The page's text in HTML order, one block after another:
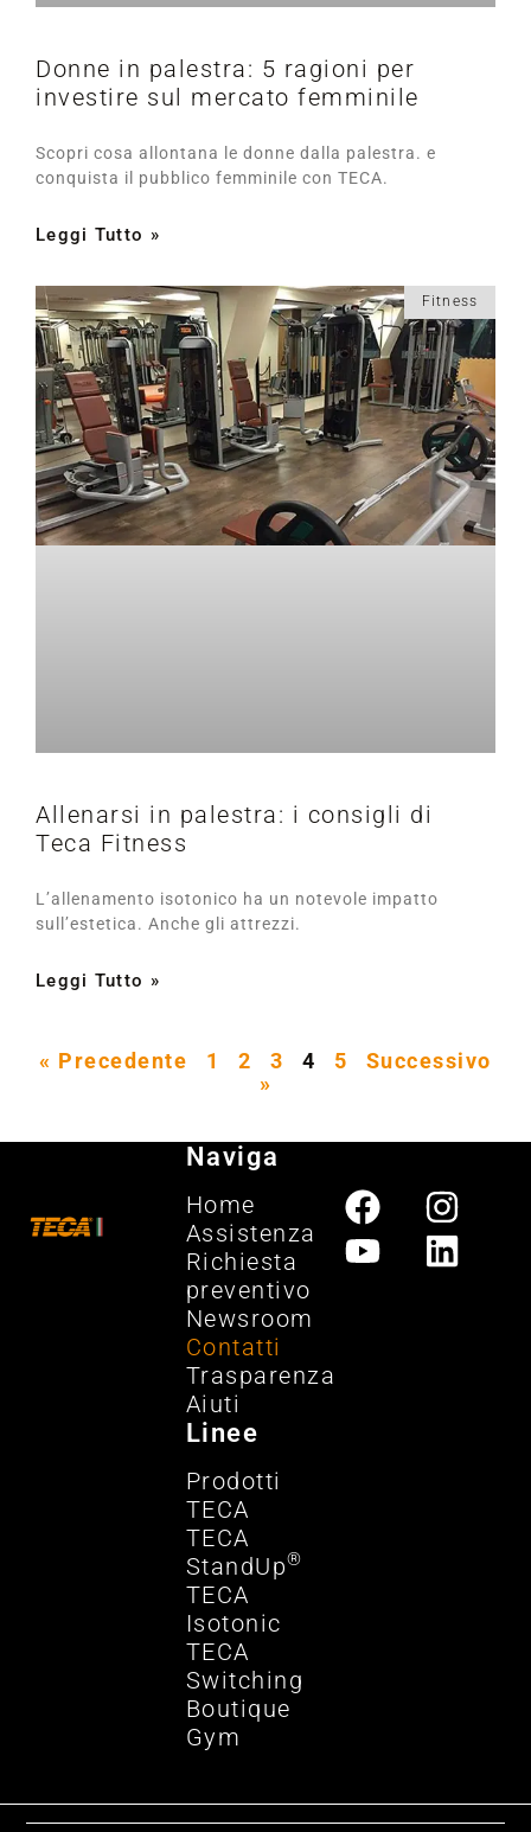
Donne in palestra: 5 ragioni per
investire sul mercato femminile
Scopri cosa allontana le donne dalla palestra. e
conquista il pubblico femminile con TECA.
Leggi Tutto »
Fitness
Allenarsi in palestra: i consigli di
Teca Fitness
L’allenamento isotonico ha un notevole impatto
sull’estetica. Anche gli attrezzi.
Leggi Tutto »
« Precedente 1 2 3 4 5
Successivo
»
Naviga
Home
Assistenza
Richiesta
preventivo
Newsroom
Contatti
Trasparenza
Aiuti
Linee
Prodotti
TECA
TECA
StandUp®
TECA
Isotonic
TECA
Switching
Boutique
Gym